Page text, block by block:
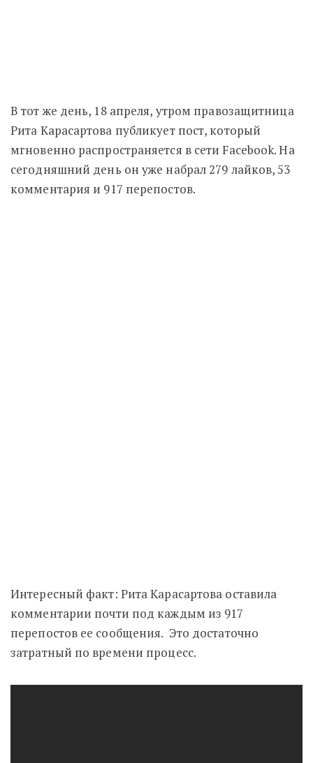
В тот же день, 18 апреля, утром правозащитница
Рита Карасартова публикует пост, который
мгновенно распространяется в сети Facebook. На
сегодняшний день он уже набрал 279 лайков, 53
комментария и 917 перепостов.
Интересный факт: Рита Карасартова оставила
комментарии почти под каждым из 917
перепостов ее сообщения. Это достаточно
затратный по времени процесс.